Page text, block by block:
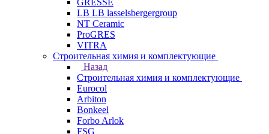
GRESSE
LB LB lasselsbergergroup
NT Ceramic
ProGRES
VITRA
Строительная химия и комплектующие
Назад
Строительная химия и комплектующие
Eurocol
Arbiton
Bonkeel
Forbo Arlok
FSG